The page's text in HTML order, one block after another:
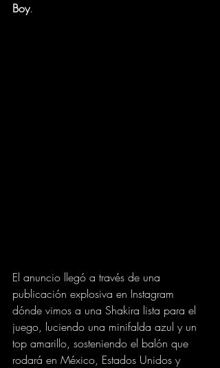
Boy.
El anuncio llegó a través de una
publicación explosiva en Instagram
dónde vimos a una Shakira lista para el
juego, luciendo una minifalda azul y un
top amarillo, sosteniendo el balón que
rodará en México, Estados Unidos y